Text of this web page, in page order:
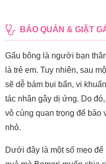
BẢO QUẢN & GIẶT
Gấu bông là người bạn
là trẻ em. Tuy nhiên, sau
sẽ dễ bám bụi bẩn, vi
tác nhân gây dị ứng. Do
vô cùng quan trọng để bảo
nhỏ.
Dưới đây là một số mẹo